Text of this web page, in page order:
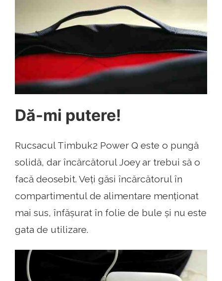
Dă-mi putere!
Rucsacul Timbuk2 Power Q este o pungă
solidă, dar încărcătorul Joey ar trebui să o
facă deosebit. Veți găsi încărcătorul în
compartimentul de alimentare menționat
mai sus, înfășurat în folie de bule și nu este
gata de utilizare.